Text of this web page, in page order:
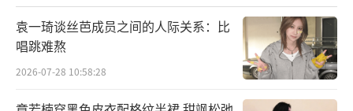
袁一琦谈丝芭成员之间的人际关系：比
唱跳难熬
2026-07-28 10:58:28